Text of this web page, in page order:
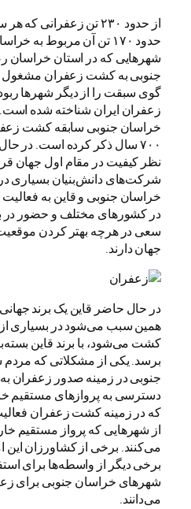
از حدود ۲۳۰ تن زعفرانی
حدود ۱۷۰ تن آن مربوط به
شهرهایی که در استان خراسان
جنوبی به کشت زعفران مشغول
گوی سبقت را از دیگر شهرها
زعفران ایران شناخته شده است.
خراسان جنوبی سابقه کشت
۷۰۰ سال ذکر کرده است. در
نظر کیفیت در مقام اول جهان
شرکت‌های دانش‌بنیان بسیاری
خراسان جنوبی و قاین به
در کشورهای مختلف و حضور در
سعی در هرچه بهتر کردن
جهان دارند.
در حال حاضر قاین یک برند
همین سبب می‌شود در بسیاری از
کشت می‌شود، با برند قاین
برسد. یکی از مشکلاتی که
جنوبی در زمینه صدور زعفران
دسترسی به پروازهای مستقیم
که در زمینه کشت زعفران
از شهرهایی که پرواز مستقیم
می‌کنند. برخی از کشاورزان این
برخی دیگر از واسطه‌ها برای
شهرهای خراسان جنوبی برای
می‌دانند.